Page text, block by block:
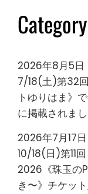
2026年8月5日
7/18(土)第32
トゆりはま》
に掲載されま
2026年7月17日
10/18(日)第11
2026《珠玉の
き〜》チケッ